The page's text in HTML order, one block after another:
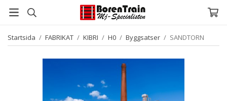
Startsida / FABRIKAT / KIBRI / H0 / Byggsatser / SANDTORN